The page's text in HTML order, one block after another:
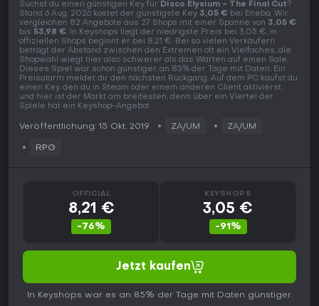
Suchst du einen günstigen Key für Disco Elysium - The Final Cut?
Stand 6 Aug. 2026 kostet der günstigste Key 3,05 € bei Eneba. Wir
vergleichen 82 Angebote aus 27 Shops mit einer Spanne von 3,05 €
bis 53,98 €. In Keyshops liegt der niedrigste Preis bei 3,05 €, in
offiziellen Shops beginnt er bei 8,21 €. Bei so vielen Verkäufern
beträgt der Abstand zwischen den Extremen oft ein Vielfaches, die
Shopwahl wiegt hier also schwerer als das Warten auf einen Sale.
Dieses Spiel war schon günstiger, an 85% der Tage mit Daten. Ein
Preisalarm meldet dir den nächsten Rückgang. Auf dem PC kaufst du
einen Key, den du in Steam oder einem anderen Client aktivierst,
und hier ist der Markt am breitesten, denn über ein Viertel der
Spiele hat ein Keyshop-Angebot.
Veröffentlichung: 15 Okt. 2019 ZA/UM ZA/UM
RPG
OFFICIAL
8,21 €
-76%
KEYSHOPS
3,05 €
-91%
Jetzt kaufen
In Keyshops war es an 85% der Tage mit Daten günstiger.